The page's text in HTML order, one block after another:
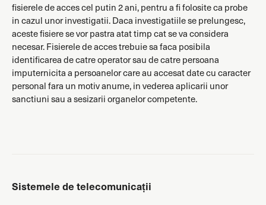
fisierele de acces cel putin 2 ani, pentru a fi folosite ca probe
in cazul unor investigatii. Daca investigatiile se prelungesc,
aceste fisiere se vor pastra atat timp cat se va considera
necesar. Fisierele de acces trebuie sa faca posibila
identificarea de catre operator sau de catre persoana
imputernicita a persoanelor care au accesat date cu caracter
personal fara un motiv anume, in vederea aplicarii unor
sanctiuni sau a sesizarii organelor competente.
Sistemele de telecomunicații